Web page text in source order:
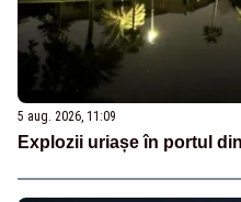
5 aug. 2026, 11:09
Explozii uriașe în portul